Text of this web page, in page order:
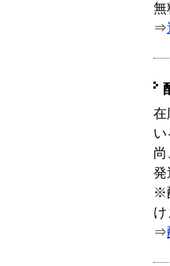
無
⇒
在
発
※
け
⇒